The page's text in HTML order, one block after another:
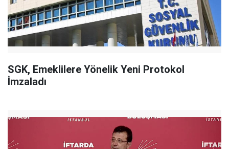
SGK, Emeklilere Yönelik Yeni Protokol
İmzaladı